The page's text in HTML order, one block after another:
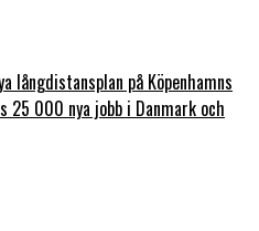
långdistansplan på Köpenhamns
25 000 nya jobb i Danmark och